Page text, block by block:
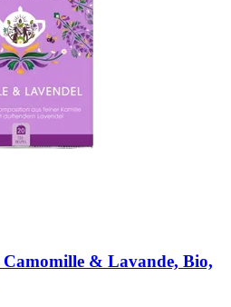
Camomille & Lavande, Bio,